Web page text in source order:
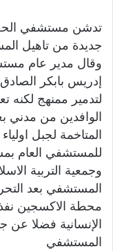
تدشن مستشفي
جديدة من تاهيل
وقال مدير عام
إدريس بابكر
لتدمير ممنهج لكنه
الوافدين من مدني
المتاخمة لجبل
للمستشفي العام
وجمعية التربية
المستشفي بعد
محطة الاكسجين
الإنسانية فضلا عن
المستشفي